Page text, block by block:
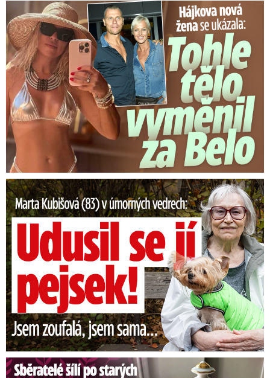
Tohle tělo nahradilo Belo: Nová partnerka se ukázala...
Marta Kubišová (83) v úmorných vedrech: Udusil se jí pejsek!
Sběratelé šílí po cukřenkách po babičce: Statisícová hodnota